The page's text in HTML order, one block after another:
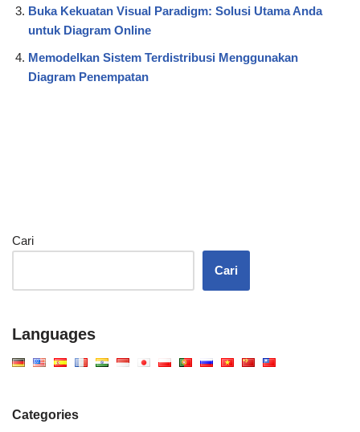
Buka Kekuatan Visual Paradigm: Solusi Utama Anda
untuk Diagram Online
Memodelkan Sistem Terdistribusi Menggunakan
Diagram Penempatan
Cari
Cari
Languages
Categories